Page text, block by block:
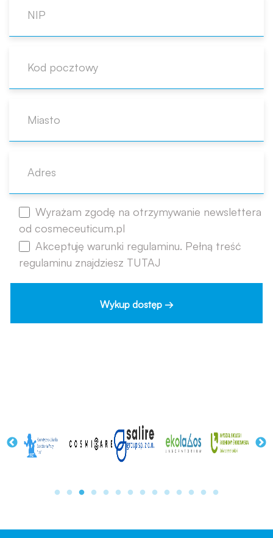
Wyrażam zgodę na otrzymywanie newslettera
od cosmeceuticum.pl
Akceptuję warunki regulaminu. Pełną treść
regulaminu znajdziesz TUTAJ